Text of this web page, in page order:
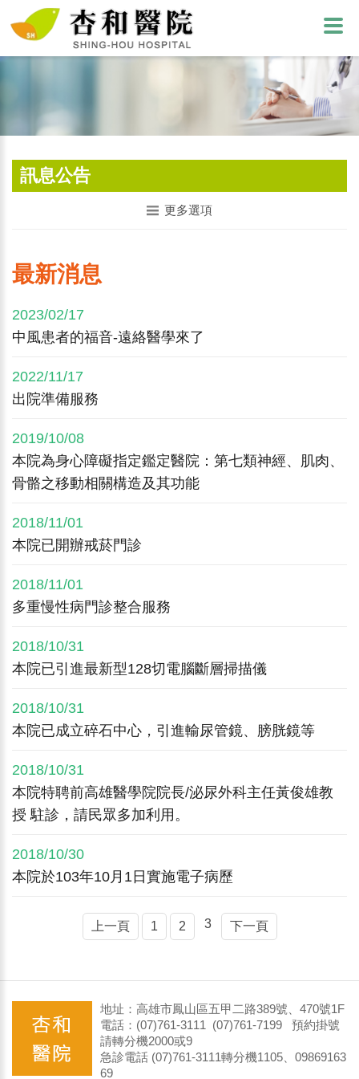
訊息公告
更多選項
最新消息
2023/02/17
中風患者的福音-遠絡醫學來了
2022/11/17
出院準備服務
2019/10/08
本院為身心障礙指定鑑定醫院：第七類神經、肌肉、
骨骼之移動相關構造及其功能
2018/11/01
本院已開辦戒菸門診
2018/11/01
多重慢性病門診整合服務
2018/10/31
本院已引進最新型128切電腦斷層掃描儀
2018/10/31
本院已成立碎石中心，引進輸尿管鏡、膀胱鏡等
2018/10/31
本院特聘前高雄醫學院院長/泌尿外科主任黃俊雄教
授 駐診，請民眾多加利用。
2018/10/30
本院於103年10月1日實施電子病歷
上一頁 1 2 3 下一頁
地址：高雄市鳳山區五甲二路389號、470號1F
電話：(07)761-3111 (07)761-7199 預約掛號
請轉分機2000或9
急診電話 (07)761-3111轉分機1105、09869163
69